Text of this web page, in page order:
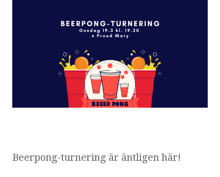
Beerpong-turnering är äntligen här!